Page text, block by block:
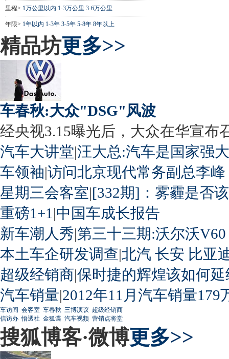
里程> 1万公里以内 1-3万公里 3-6万公里
年限> 1年以内 1-3年 3-5年 5-8年 8年以上
精品坊更多>>
车春秋:大众"DSG"风波
经央视3.15曝光后，大众在华宣布
汽车大讲堂|汪大总:汽车是国家强
车领袖|访问北京现代常务副总李峰
星期三会客室|[332期]：雾霾是否
重磅1+1 |中国车成长报告
新车潮人秀|第三十三期:沃尔沃
本土车企研发调查|北汽 长安 比亚
超级经销商|保时捷的辉煌该如何延
汽车销量|2012年11月汽车销量179
车访间 会客室 车春秋 三博演议 超级经销商
信访办 悟透社 金狐谍 汽车视频 营销点将堂
搜狐博客·微博更多>>